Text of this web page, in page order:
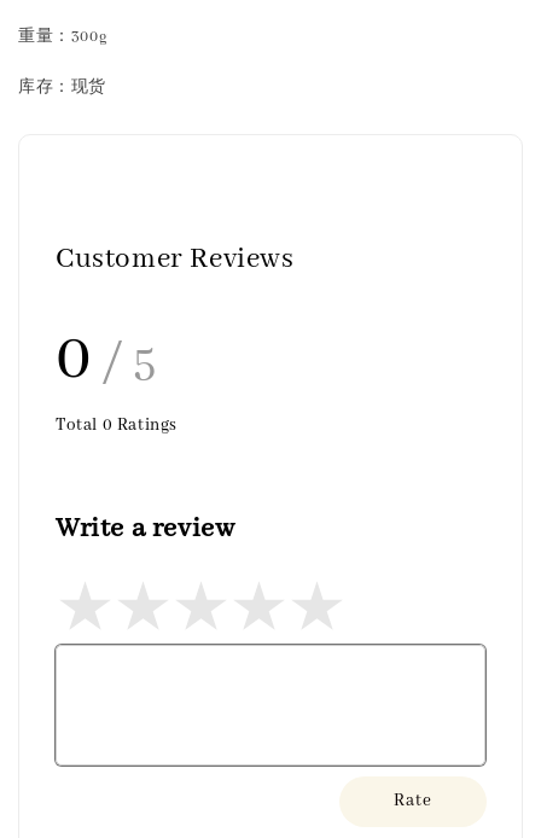
重量：300g
库存：现货
Customer Reviews
0 / 5
Total 0 Ratings
Write a review
Rate